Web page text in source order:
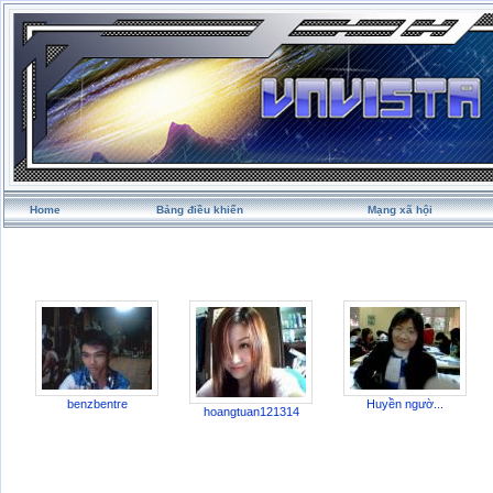
Home Bảng điều khiển Mạng xã hội
benzbentre
hoangtuan121314
Huyền ngườ...